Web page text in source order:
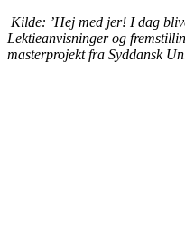
Kilde: ’Hej med jer! I dag
Lektieanvisninger og
masterprojekt fra Syddansk